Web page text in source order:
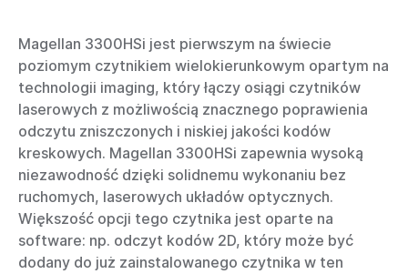
Magellan 3300HSi jest pierwszym na świecie
poziomym czytnikiem wielokierunkowym opartym na
technologii imaging, który łączy osiągi czytników
laserowych z możliwością znacznego poprawienia
odczytu zniszczonych i niskiej jakości kodów
kreskowych. Magellan 3300HSi zapewnia wysoką
niezawodność dzięki solidnemu wykonaniu bez
ruchomych, laserowych układów optycznych.
Większość opcji tego czytnika jest oparte na
software: np. odczyt kodów 2D, który może być
dodany do już zainstalowanego czytnika w ten